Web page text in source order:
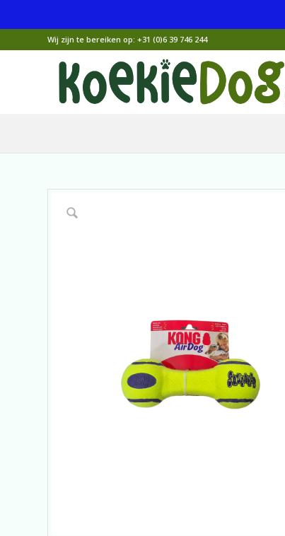
Wij zijn te bereiken op: +31 (0)6 39 746 244